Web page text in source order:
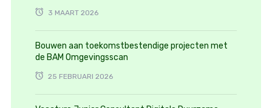
3 MAART 2026
Bouwen aan toekomstbestendige projecten met
de BAM Omgevingsscan
25 FEBRUARI 2026